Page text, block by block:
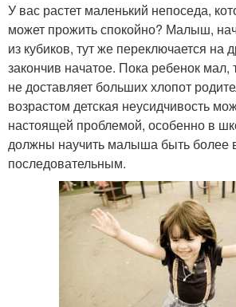
У вас растет маленький непоседа,
может прожить спокойно? Малыш,
из кубиков, тут же переключается на
закончив начатое. Пока ребенок мал,
не доставляет больших хлопот
возрастом детская неусидчивость
настоящей проблемой, особенно в
должны научить малыша быть более
последовательным.